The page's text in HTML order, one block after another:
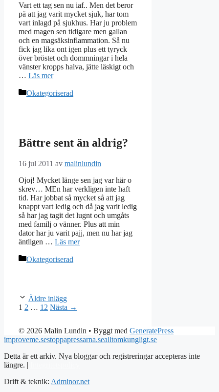
Vart ett tag sen nu iaf.. Men det beror
på att jag varit mycket sjuk, har tom
vart inlagd på sjukhus. Har ju problem
med magen sen tidigare men gallan
och en magsäksinflammation. Så nu
fick jag lika ont igen plus ett tyryck
över bröstet och dommningar i hela
vänster kropps halva, jätte läskigt och
… Läs mer
Kategorier
Okategoriserad
Bättre sent än aldrig?
16 jul 2011 av malinlundin
Ojoj! Mycket länge sen jag var här o
skrev… MEn har verkligen inte haft
tid. Har jobbat så mycket så att jag
knappt vart ledig och då jag varit ledig
så har jag tagit det lugnt och umgåts
med familj o vänner. Plus att min
dator har ju varit pajj, men nu har jag
äntligen … Läs mer
Kategorier
Okategoriserad
Äldre inlägg
Sida
1 Sida
2 … Sida
12 Nästa →
© 2026 Malin Lundin • Byggt med GeneratePress
improveme.sestoppapressarna.sealltomkungligt.se
Detta är ett arkiv. Nya bloggar och registreringar accepteras inte
längre. |
Drift & teknik: Adminor.net